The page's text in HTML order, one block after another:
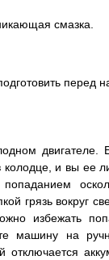
смазка.
перед
двигателе.
и вы ее
грязь вокруг
избежать
машину на
отключается